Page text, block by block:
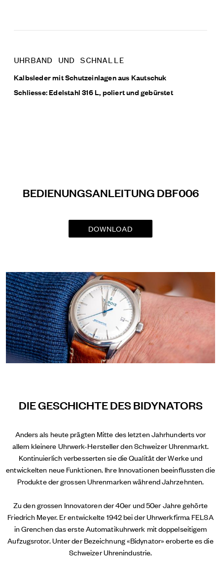
UHRBAND UND SCHNALLE
Kalbsleder mit Schutzeinlagen aus Kautschuk
Schliesse: Edelstahl 316 L, poliert und gebürstet
BEDIENUNGSANLEITUNG DBF006
DOWNLOAD
DIE GESCHICHTE DES BIDYNATORS
Anders als heute prägten Mitte des letzten Jahrhunderts vor
allem kleinere Uhrwerk-Hersteller den Schweizer Uhrenmarkt.
Kontinuierlich verbesserten sie die Qualität der Werke und
entwickelten neue Funktionen. Ihre Innovationen beeinflussten die
Produkte der grossen Uhrenmarken während Jahrzehnten.
Zu den grossen Innovatoren der 40er und 50er Jahre gehörte
Friedrich Meyer. Er entwickelte 1942 bei der Uhrwerkfirma FELSA
in Grenchen das erste Automatikuhrwerk mit doppelseitigem
Aufzugsrotor. Unter der Bezeichnung «Bidynator» eroberte es die
Schweizer Uhrenindustrie.